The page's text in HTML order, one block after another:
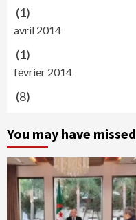
(1)
avril 2014
(1)
février 2014
(8)
You may have missed